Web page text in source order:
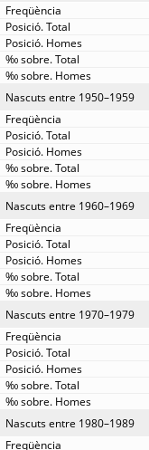
Nascuts entre 1950–1959
Nascuts entre 1960–1969
Nascuts entre 1970–1979
Nascuts entre 1980–1989